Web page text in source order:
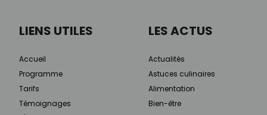
LIENS UTILES
Accueil
Programme
Tarifs
Témoignages
LES ACTUS
Actualités
Astuces culinaires
Alimentation
Bien-être